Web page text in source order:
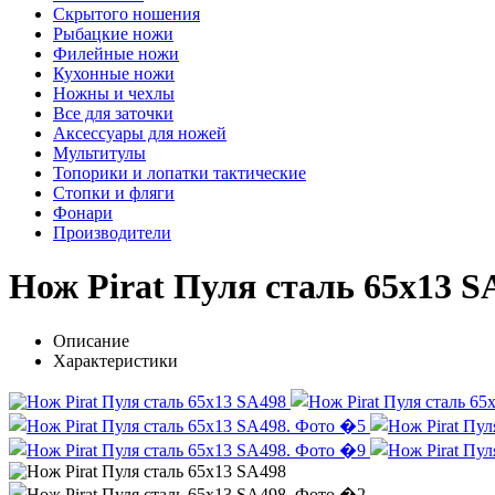
Скрытого ношения
Рыбацкие ножи
Филейные ножи
Кухонные ножи
Ножны и чехлы
Все для заточки
Аксессуары для ножей
Мультитулы
Топорики и лопатки тактические
Стопки и фляги
Фонари
Производители
Нож Pirat Пуля сталь 65х13
Описание
Характеристики